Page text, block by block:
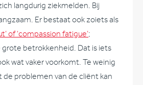
langdurig ziekmelden. Bij
Er bestaat ook zoiets als
of ‘compassion fatigue’;
betrokkenheid. Dat is iets
wat vaker voorkomt. Te weinig
problemen van de cliënt kan